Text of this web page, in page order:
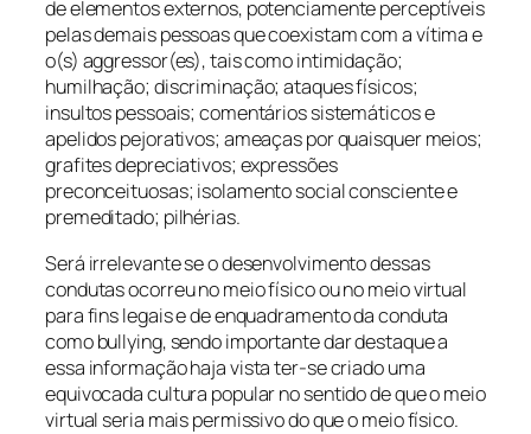
de elementos externos, potenciamente perceptíveis
pelas demais pessoas que coexistam com a vítima e
o(s) aggressor(es), tais como intimidação;
humilhação; discriminação; ataques físicos;
insultos pessoais; comentários sistemáticos e
apelidos pejorativos; ameaças por quaisquer meios;
grafites depreciativos; expressões
preconceituosas; isolamento social consciente e
premeditado; pilhérias.
Será irrelevante se o desenvolvimento dessas
condutas ocorreu no meio físico ou no meio virtual
para fins legais e de enquadramento da conduta
comobullying, sendo importante dar destaque a
essa informação haja vista ter-se criado uma
equivocada cultura popular no sentido de que o meio
virtual seria mais permissivo do que o meio físico.